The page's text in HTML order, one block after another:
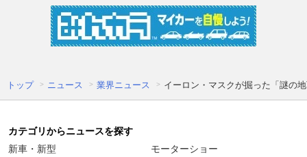
トップ ニュース 業界ニュース イーロン・マスクが掘った「謎の
カテゴリからニュースを探す
新車・新型
モーターショー